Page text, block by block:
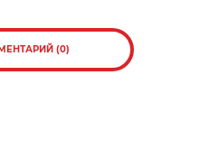
(0)